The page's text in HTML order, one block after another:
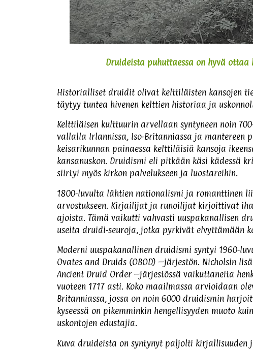
Druideista puhuttaessa on hyvä
Historialliset druidit olivat kelttiläisten kansojen
täytyy tuntea hivenen kelttien historiaa ja
Kelttiläisen kulttuurin arvellaan syntyneen noin
vallalla Irlannissa, Iso-Britanniassa ja mantereen
keisarikunnan painaessa kelttiläisiä kansoja
kansanuskon. Druidismi eli pitkään käsi kädessä
siirtyi myös kirkon palvelukseen ja luostareihin.
1800-luvulta lähtien nationalismi ja romanttinen
arvostukseen. Kirjailijat ja runoilijat kirjoittivat
ajoista. Tämä vaikutti vahvasti uuspakanallisen
useita druidi-seuroja, jotka pyrkivät elvyttämään
Moderni uuspakanallinen druidismi syntyi 1960-
Ovates and Druids (OBOD) –järjestön. Nicholsin
Ancient Druid Order –järjestössä vaikuttaneita
vuoteen 1717 asti. Koko maailmassa arvioidaan
Britanniassa, jossa on noin 6000 druidismin
kyseessä on pikemminkin hengellisyyden muoto
uskontojen edustajia.
Kuva druideista on syntynyt paljolti